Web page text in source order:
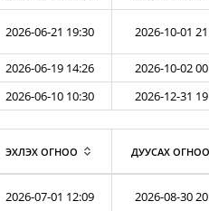
2026-06-21 19:30 2026-10-01
2026-06-19 14:26
2026-10-02
2026-06-10 10:30
2026-12-31
ЭХЛЭХ ОГНОО ДУУСАХ ОГНОО
2026-07-01 12:09 2026-08-30